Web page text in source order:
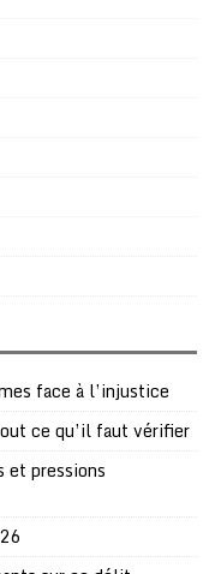
face à l’injustice
ce qu’il faut vérifier
et pressions